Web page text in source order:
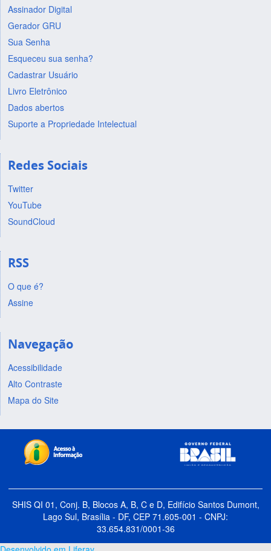
Assinador Digital
Gerador GRU
Sua Senha
Esqueceu sua senha?
Cadastrar Usuário
Livro Eletrônico
Dados abertos
Suporte a Propriedade Intelectual
Redes Sociais
Twitter
YouTube
SoundCloud
RSS
O que é?
Assine
Navegação
Acessibilidade
Alto Contraste
Mapa do Site
SHIS QI 01, Conj. B, Blocos A, B, C e D, Edifício Santos Dumont,
Lago Sul, Brasília - DF, CEP 71.605-001 - CNPJ:
33.654.831/0001-36